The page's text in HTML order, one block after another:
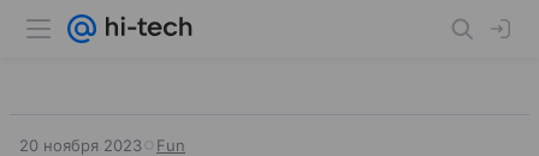
20 ноября 2023 Fun